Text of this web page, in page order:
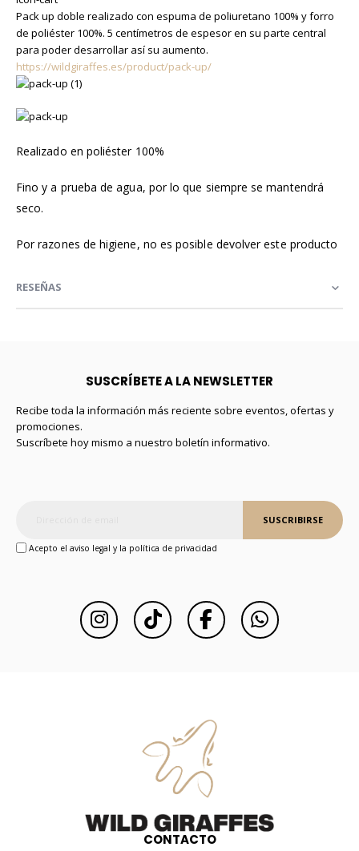
Pack up doble realizado con espuma de poliuretano 100% y forro
de poliéster 100%. 5 centímetros de espesor en su parte central
para poder desarrollar así su aumento.
https://wildgiraffes.es/product/pack-up/
Realizado en poliéster 100%
Fino y a prueba de agua, por lo que siempre se mantendrá
seco.
Por razones de higiene, no es posible devolver este producto
RESEÑAS
SUSCRÍBETE A LA NEWSLETTER
Recibe toda la información más reciente sobre eventos, ofertas y
promociones.
Suscríbete hoy mismo a nuestro boletín informativo.
Acepto el aviso legal y la política de privacidad
SUSCRIBIRSE
CONTACTO